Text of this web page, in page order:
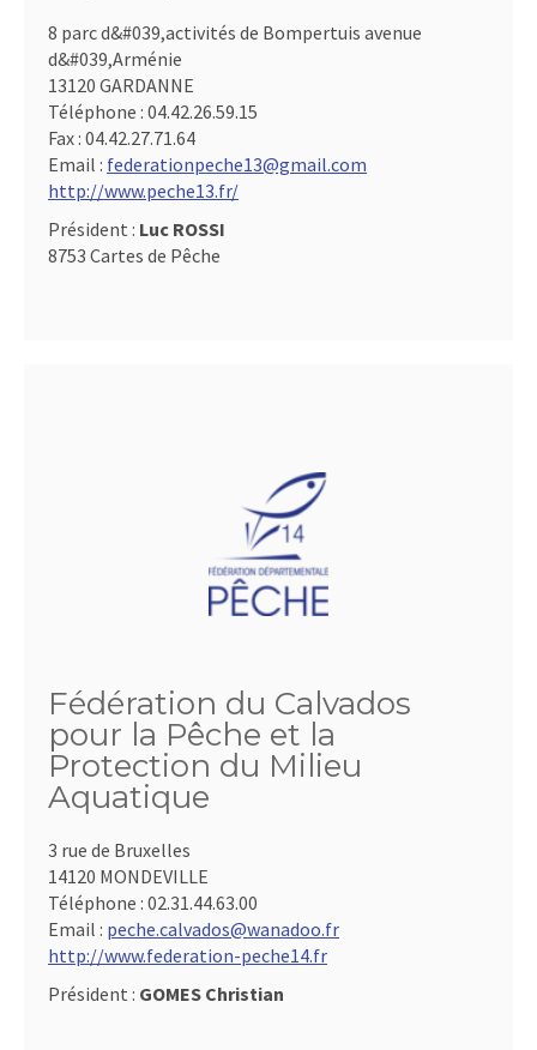
8 parc d&#039,activités de Bompertuis avenue
d&#039,Arménie
13120 GARDANNE
Téléphone : 04.42.26.59.15
Fax : 04.42.27.71.64
Email : federationpeche13@gmail.com
http://www.peche13.fr/
Président : Luc ROSSI
8753 Cartes de Pêche
Fédération du Calvados
pour la Pêche et la
Protection du Milieu
Aquatique
3 rue de Bruxelles
14120 MONDEVILLE
Téléphone : 02.31.44.63.00
Email : peche.calvados@wanadoo.fr
http://www.federation-peche14.fr
Président : GOMES Christian